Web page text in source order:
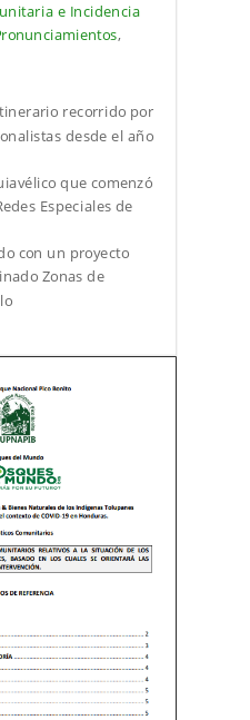
e Incidencia
,
recorrido por
desde el año
que comenzó
Especiales de
con un proyecto
Zonas de